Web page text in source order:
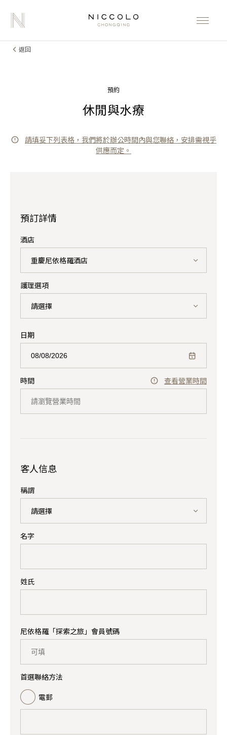
返回
預約
休閒與水療
請填妥下列表格，我們將於辦公時間內與您聯絡，安排需視乎
供應而定。
預訂詳情
酒店
重慶尼依格羅酒店
護理選項
請選擇
日期
查看營業時間
時間
客人信息
稱謂
請選擇
名字
姓氏
尼依格羅「探索之旅」會員號碼
首選聯絡方法
電郵